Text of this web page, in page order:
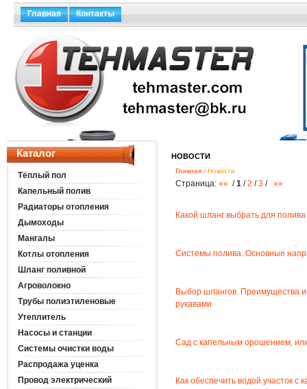
Главная Контакты
Каталог
Тёплый пол
Капельный полив
Радиаторы отопления
Дымоходы
Мангалы
Котлы отопления
Шланг поливной
Агроволокно
Трубы полиэтиленовые
Утеплитель
Насосы и станции
Системы очистки воды
Распродажа уценка
Провод электрический
НОВОСТИ
Главная / Новости
Страница: «« /1 /2 /3 / »»
Какой шланг выбрать для
Системы полива. Основные
Выбор шлангов. Преимущества
рукавами
Сад с капельным орошением,
Как обеспечить водой участок с